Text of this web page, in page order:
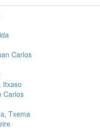
Carlos
Itxaso
Carlos
Txema